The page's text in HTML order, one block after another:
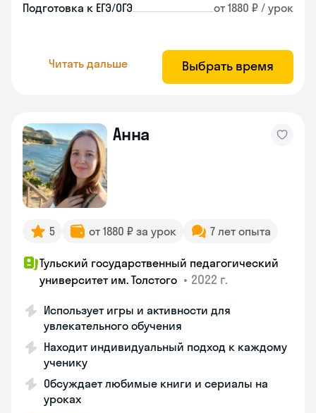
Подготовка к ЕГЭ/ОГЭ от 1880 ₽ / урок
Читать дальше Выбрать время
Анна
5 от 1880 ₽ за урок 7 лет опыта
Тульский государственный педагогический
университет им. Толстого • 2022 г.
Использует игры и активности для
увлекательного обучения
Находит индивидуальный подход к каждому
ученику
Обсуждает любимые книги и сериалы на
уроках